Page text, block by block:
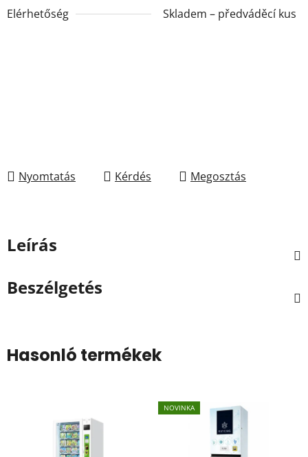
Elérhetőség Skladem – předváděcí kus
Nyomtatás Kérdés Megosztás
Leírás
Beszélgetés
Hasonló termékek
NOVINKA